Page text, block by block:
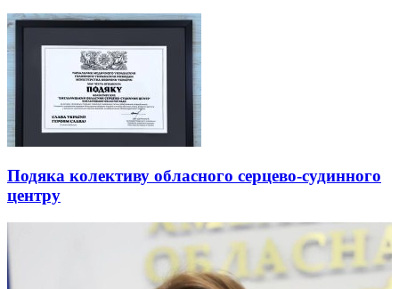
Подяка колективу обласного серцево-судинного
центру